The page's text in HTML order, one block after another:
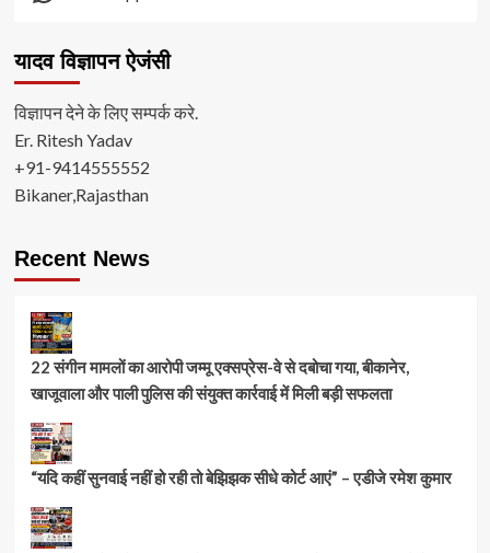
यादव विज्ञापन ऐजंसी
विज्ञापन देने के लिए सम्पर्क करे.
Er. Ritesh Yadav
+91-9414555552
Bikaner,Rajasthan
Recent News
22 संगीन मामलों का आरोपी जम्मू एक्सप्रेस-वे से दबोचा गया, बीकानेर,
खाजूवाला और पाली पुलिस की संयुक्त कार्रवाई में मिली बड़ी सफलता
“यदि कहीं सुनवाई नहीं हो रही तो बेझिझक सीधे कोर्ट आएं” – एडीजे रमेश कुमार